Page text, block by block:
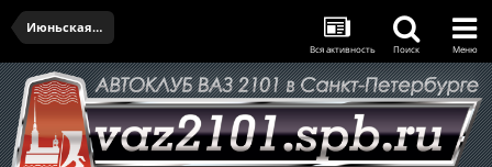
Июньская встреча - 27.06.2024
Вся активность Поиск Меню